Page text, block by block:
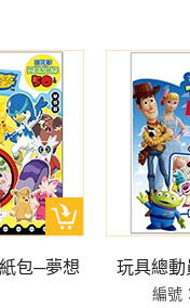
包─夢想
玩具總動
編號